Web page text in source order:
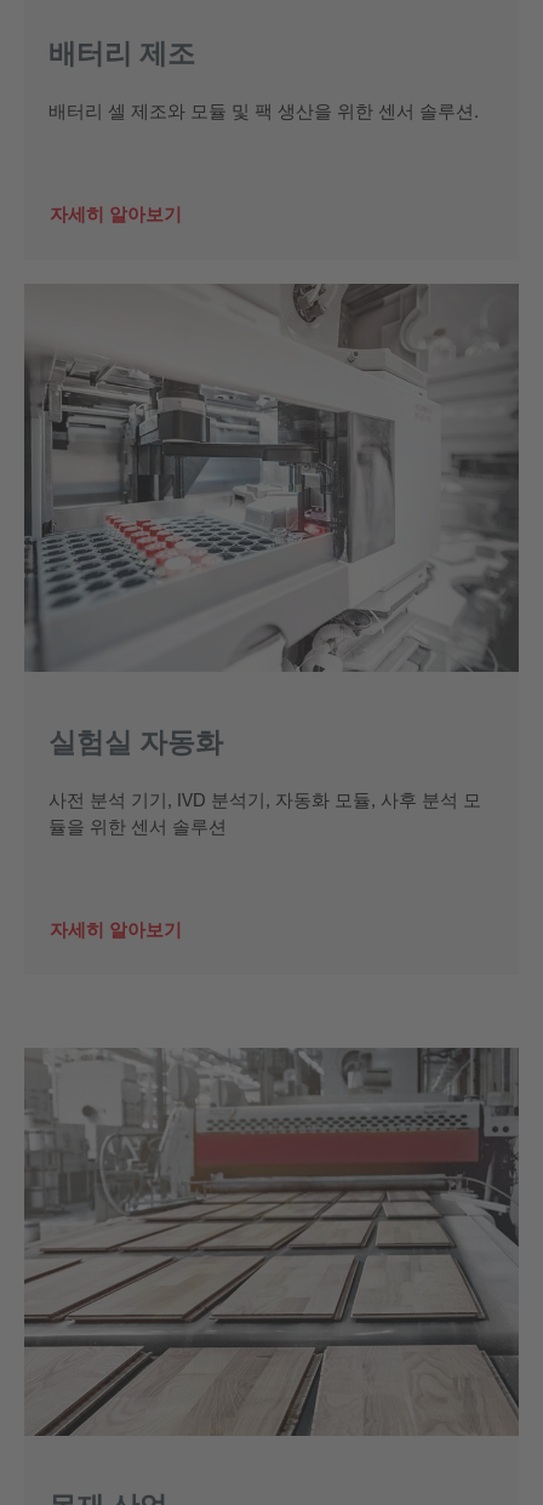
배터리 제조
배터리 셀 제조와 모듈 및 팩 생산을 위한 센서 솔루션.
자세히 알아보기
실험실 자동화
사전 분석 기기, IVD 분석기, 자동화 모듈, 사후 분석 모
듈을 위한 센서 솔루션
자세히 알아보기